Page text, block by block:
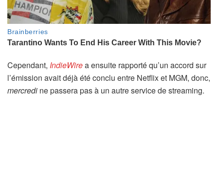
Cependant, IndieWirea ensuite rapporté qu’un accord sur
l’émission avait déjà été conclu entre Netflix et MGM, donc,
mercredi ne passera pas à un autre service de streaming.